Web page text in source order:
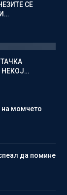
СЕ
НЕКОЈ…
момчето
да помине